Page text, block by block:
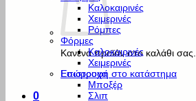
Κανένα προϊόν στο καλάθι σας.
Επιστροφή στο κατάστημα
0
Καλοκαιρινές
Χειμερινές
Ρόμπες
Φόρμες
Καλοκαιρινές
Χειμερινές
Εσώρουχα
Μποξέρ
Σλιπ